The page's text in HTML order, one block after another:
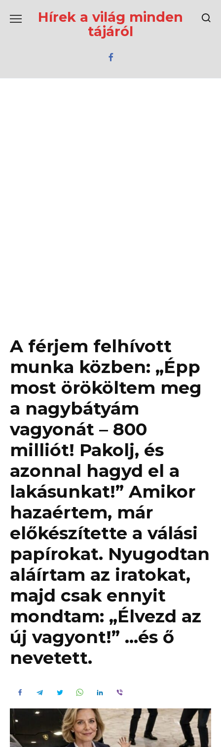
содержаниюHírek a világ minden
tájáról
A férjem felhívott
munka közben: „Épp
most örököltem meg
a nagybátyám
vagyonát – 800
milliót! Pakolj, és
azonnal hagyd el a
lakásunkat!” Amikor
hazaértem, már
előkészítette a válási
papírokat. Nyugodtan
aláírtam az iratokat,
majd csak ennyit
mondtam: „Élvezd az
új vagyont!” …és ő
nevetett.